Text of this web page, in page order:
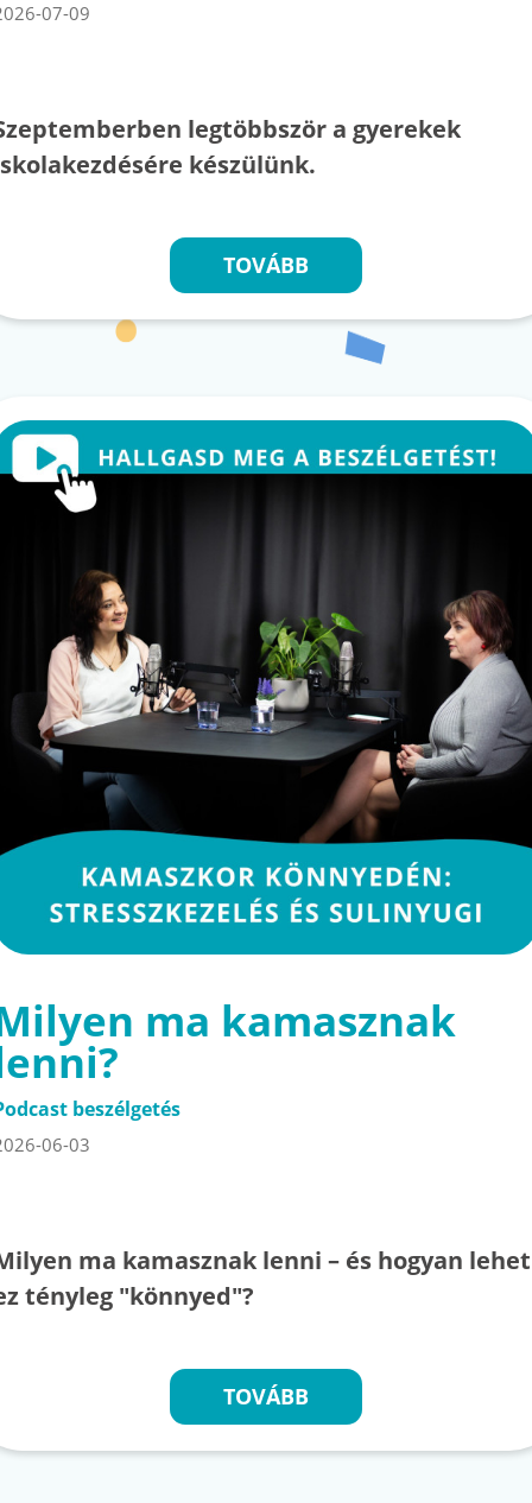
07-09
legtöbbször a gyerekek
készülünk.
TOVÁBB
ma kamasznak
beszélgetés
06-03
ma kamasznak lenni – és hogyan lehet
tényleg "könnyed"?
TOVÁBB